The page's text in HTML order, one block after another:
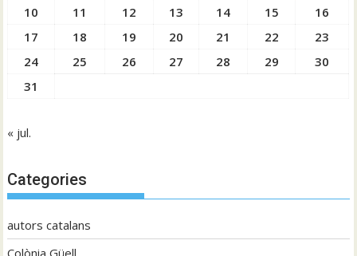
10
11 12 13 14 15
16
17
18 19 20 21 22
23
24
25 26 27 28 29
30
31
« jul.
Categories
autors catalans
Colònia Güell